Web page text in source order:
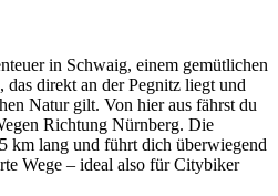
in Schwaig, einem gemütlichen
direkt an der Pegnitz liegt und
Natur gilt. Von hier aus fährst du
Richtung Nürnberg. Die
km lang und führt dich überwiegend
Wege – ideal also für Citybiker